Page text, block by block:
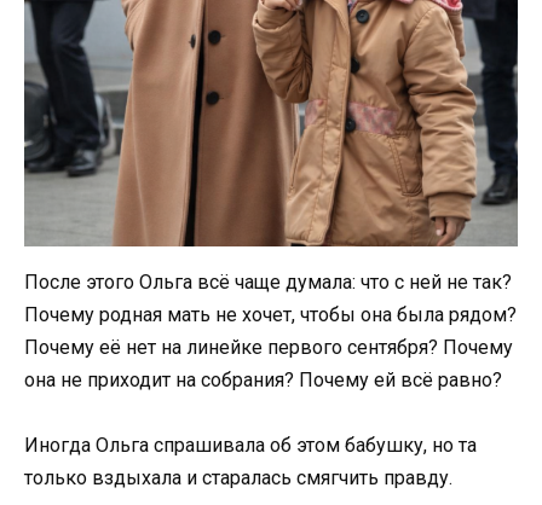
После этого Ольга всё чаще думала: что с ней не так?
Почему родная мать не хочет, чтобы она была рядом?
Почему её нет на линейке первого сентября? Почему
она не приходит на собрания? Почему ей всё равно?
Иногда Ольга спрашивала об этом бабушку, но та
только вздыхала и старалась смягчить правду.